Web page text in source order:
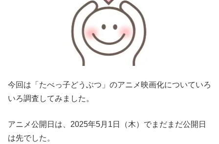
今回は「たべっ子どうぶつ」のアニメ映画化についていろ
いろ調査してみました。
アニメ公開日は、2025年5月1日（木）でまだまだ公開日
は先でした。